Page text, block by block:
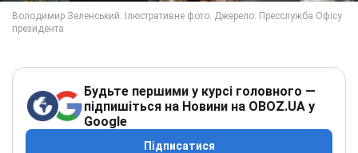
Будьте першими у курсі головного —
підпишіться на Новини на OBOZ.UA у
Google
Підписатися